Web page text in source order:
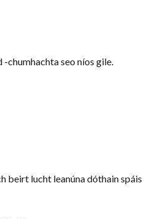
-chumhachta seo níos gile.
beirt lucht leanúna dóthain spáis